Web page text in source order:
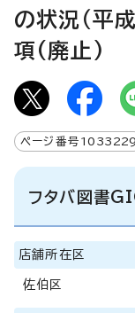
の状況（平
項(廃止)
ページ番号 1033229
フタバ図書
店舗所在区
佐伯区